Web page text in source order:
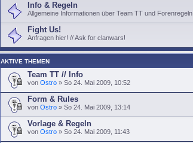
Info & Regeln
Allgemeine Informationen über Team TT und Forenregeln
Fight Us!
Anfragen hier! // Ask for clanwars!
AKTIVE THEMEN
Team TT // Info
von Ostro » So 24. Mai 2009, 10:52
Form & Rules
von Ostro » So 24. Mai 2009, 13:14
Vorlage & Regeln
von Ostro » So 24. Mai 2009, 11:43